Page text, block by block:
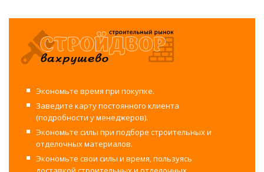
Экономьте время при покупке.
Заведите карту постоянного клиента
(подробности у менеджеров).
Экономьте силы при подборе строительных и
отделочных материалов.
Экономьте свои силы и время, пользуясь